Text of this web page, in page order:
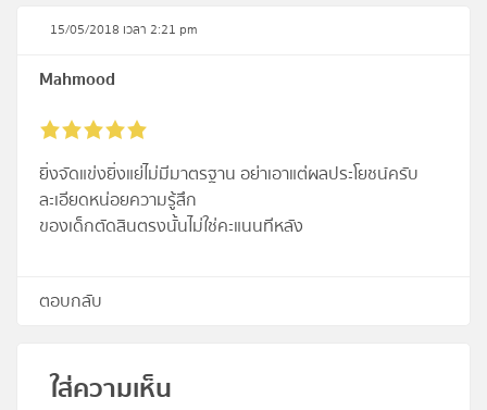
15/05/2018 เวลา 2:21 pm
Mahmood
ยิ่งจัดแข่งยิ่งแย่ไม่มีมาตรฐาน อย่าเอาแต่ผลประโยชน์ครับ
ละเอียดหน่อยความรู้สึก
ของเด็กตัดสินตรงนั้นไม่ใช่คะแนนทีหลัง
ตอบกลับ
ใส่ความเห็น